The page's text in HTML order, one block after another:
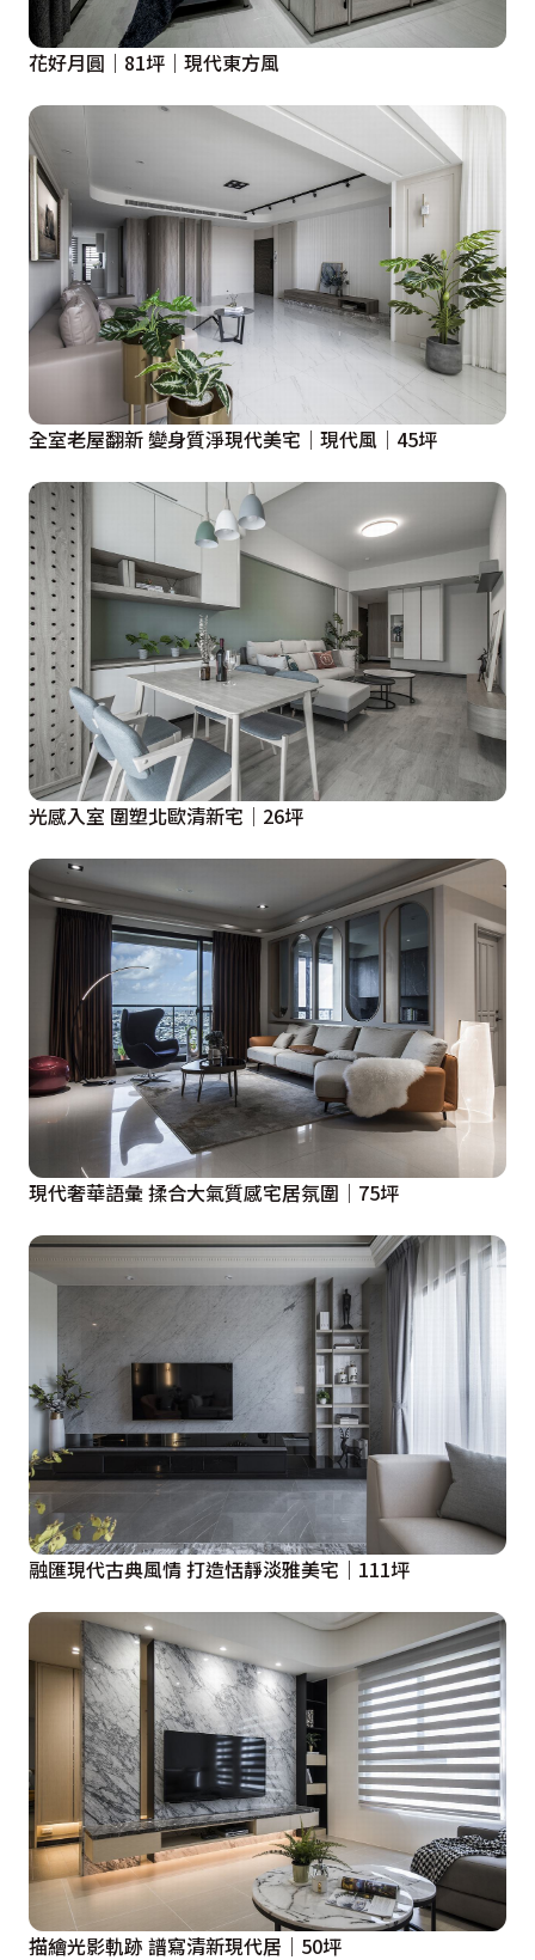
花好月圓｜81坪｜現代東方風
全室老屋翻新 變身質淨現代美宅│現代風│45坪
光感入室 圍塑北歐清新宅│26坪
現代奢華語彙 揉合大氣質感宅居氛圍│75坪
融匯現代古典風情 打造恬靜淡雅美宅｜111坪
描繪光影軌跡 譜寫清新現代居｜50坪